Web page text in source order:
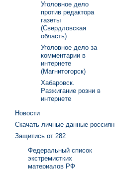
Уголовное дело
против редактора
газеты
(Свердловская
область)
Уголовное дело за
комментарии в
интернете
(Магнитогорск)
Хабаровск.
Разжигание розни в
интернете
Новости
Скачать личные данные россиян
Защитись от 282
Федеральный список
экстремистких
материалов РФ